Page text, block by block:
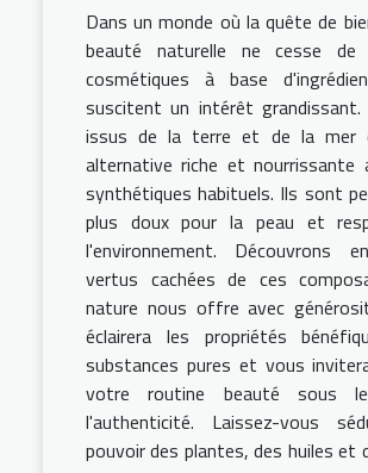
Dans un monde où la quête de
beauté naturelle ne cesse
cosmétiques à base
suscitent un intérêt grandissant.
issus de la terre et de la mer
alternative riche et nourrissante
synthétiques habituels. Ils sont
plus doux pour la peau et
l'environnement. Découvrons
vertus cachées de ces
nature nous offre avec
éclairera les propriétés
substances pures et vous
votre routine beauté sous
l'authenticité. Laissez-vous
pouvoir des plantes, des huiles et